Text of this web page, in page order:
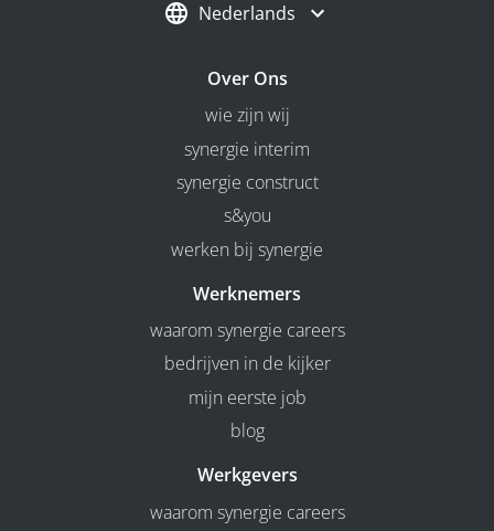
Nederlands
Over Ons
wie zijn wij
synergie interim
synergie construct
s&you
werken bij synergie
Werknemers
waarom synergie careers
bedrijven in de kijker
mijn eerste job
blog
Werkgevers
waarom synergie careers